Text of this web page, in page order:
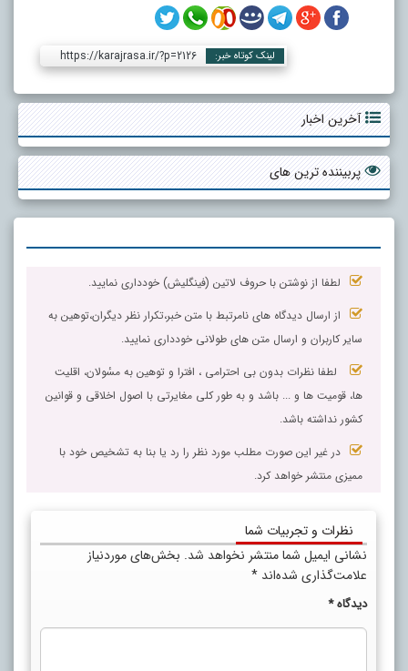
لینک کوتاه خبر: https://karajrasa.ir/?p=2126
آخرین اخبار
پربیننده ترین های
لطفا از نوشتن با حروف لاتین (فینگلیش) خودداری نمایید.
از ارسال دیدگاه های نامرتبط با متن خبر،تکرار نظر دیگران،توهین به
سایر کاربران و ارسال متن های طولانی خودداری نمایید.
لطفا نظرات بدون بی احترامی ، افترا و توهین به مسٔولان، اقلیت
ها، قومیت ها و ... باشد و به طور کلی مغایرتی با اصول اخلاقی و قوانین
کشور نداشته باشد.
در غیر این صورت مطلب مورد نظر را رد یا بنا به تشخیص خود با
ممیزی منتشر خواهد کرد.
نظرات و تجربیات شما
نشانی ایمیل شما منتشر نخواهد شد. بخش‌های موردنیاز
علامت‌گذاری شده‌اند *
دیدگاه*